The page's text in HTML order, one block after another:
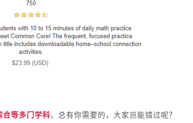
等多门学科，总有你需要的，大家岂能错过呢？